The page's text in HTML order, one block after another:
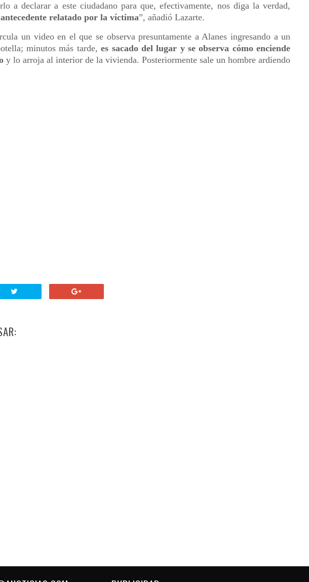
a declarar a este ciudadano para que, efectivamente, nos diga la verdad,
relatado por la víctima”, añadió Lazarte.
un video en el que se observa presuntamente a Alanes ingresando a un
minutos más tarde,es sacado del lugar y se observa cómo enciende
y lo arroja al interior de la vivienda. Posteriormente sale un hombre ardiendo